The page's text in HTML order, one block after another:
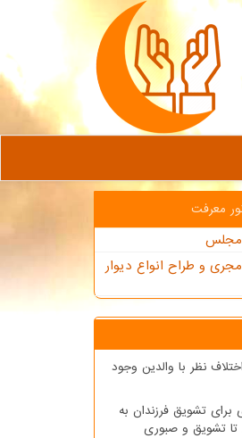
معرفت
مجلس
و طراح انواع دیوار
نظر با والدین وجود
برای تشویق فرزندان به
تا تشویق و صبوری